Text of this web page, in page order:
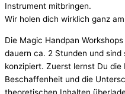
Instrument mitbringen.
Wir holen dich wirklich ganz
Die Magic Handpan
dauern ca. 2 Stunden und
konzipiert. Zuerst lernst Du
Beschaffenheit und die
theoretischen Inhalten